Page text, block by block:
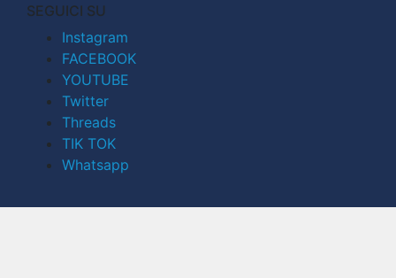
SEGUICI SU
Instagram
FACEBOOK
YOUTUBE
Twitter
Threads
TIK TOK
Whatsapp